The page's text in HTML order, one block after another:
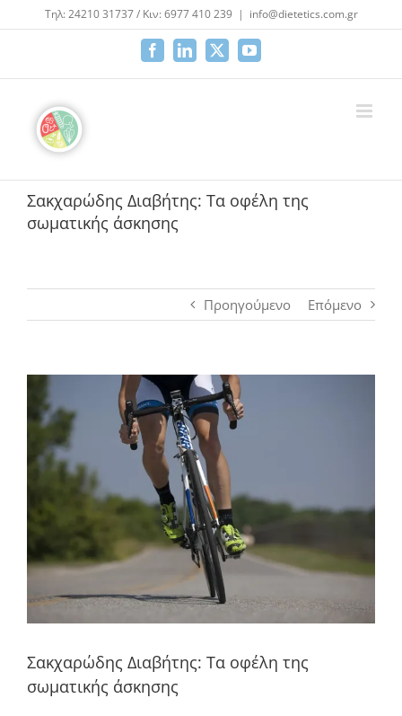
Μετάβαση
στο
Τηλ: 24210 31737 / Κιν: 6977 410 239 | info@dietetics.com.gr
FacebookLinkedIn
X YouTube
Σακχαρώδης Διαβήτης: Τα οφέλη της
σωματικής άσκησης
Προηγούμενο Επόμενο
μεγαλύτερης
εικόνας
Σακχαρώδης Διαβήτης: Τα οφέλη της
σωματικής άσκησης